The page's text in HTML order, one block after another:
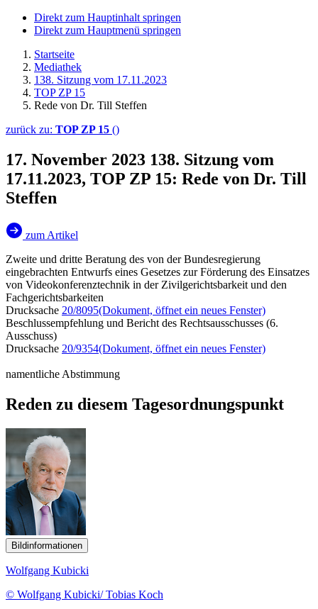
Direkt zum Hauptinhalt springen
Direkt zum Hauptmenü springen
Startseite
Mediathek
138. Sitzung vom 17.11.2023
TOP ZP 15
Rede von Dr. Till Steffen
zurück zu: TOP ZP 15 ()
17. November 2023 138. Sitzung vom
17.11.2023, TOP ZP 15: Rede von Dr. Till
Steffen
zum Artikel
Zweite und dritte Beratung des von der Bundesregierung
eingebrachten Entwurfs eines Gesetzes zur Förderung des Einsatzes
von Videokonferenztechnik in der Zivilgerichtsbarkeit und den
Fachgerichtsbarkeiten
Drucksache 20/8095(Dokument, öffnet ein neues Fenster)
Beschlussempfehlung und Bericht des Rechtsausschusses (6.
Ausschuss)
Drucksache 20/9354(Dokument, öffnet ein neues Fenster)
namentliche Abstimmung
Reden zu diesem Tagesordnungspunkt
Bildinformationen
Wolfgang Kubicki
© Wolfgang Kubicki/ Tobias Koch